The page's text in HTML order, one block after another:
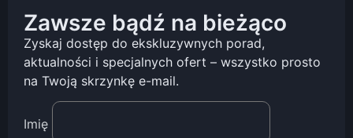
Zawsze bądź na bieżąco
Zyskaj dostęp do ekskluzywnych porad,
aktualności i specjalnych ofert – wszystko prosto
na Twoją skrzynkę e-mail.
Imię